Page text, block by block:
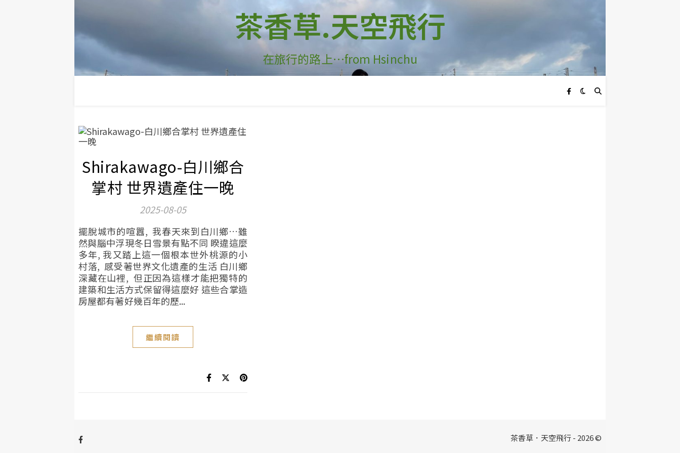
茶香草.天空飛行
在旅行的路上…from Hsinchu
Shirakawago-白川鄉合
掌村 世界遺產住一晚
2025-08-05
擺脫城市的喧囂, 我春天來到白川鄉…雖
然與腦中浮現冬日雪景有點不同 睽違這麼
多年, 我又踏上這一個根本世外桃源的小
村落, 感受著世界文化遺產的生活 白川鄉
深藏在山裡, 但正因為這樣才能把獨特的
建築和生活方式保留得這麼好 這些合掌造
房屋都有著好幾百年的歷...
繼續閱讀
茶香草．天空飛行 - 2026 ©